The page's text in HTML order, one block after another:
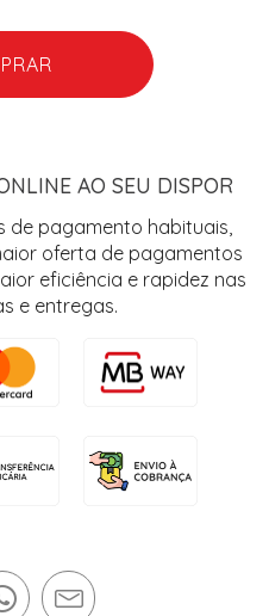
AO SEU DISPOR
de pagamento habituais,
oferta de pagamentos
eficiência e rapidez nas
e entregas.